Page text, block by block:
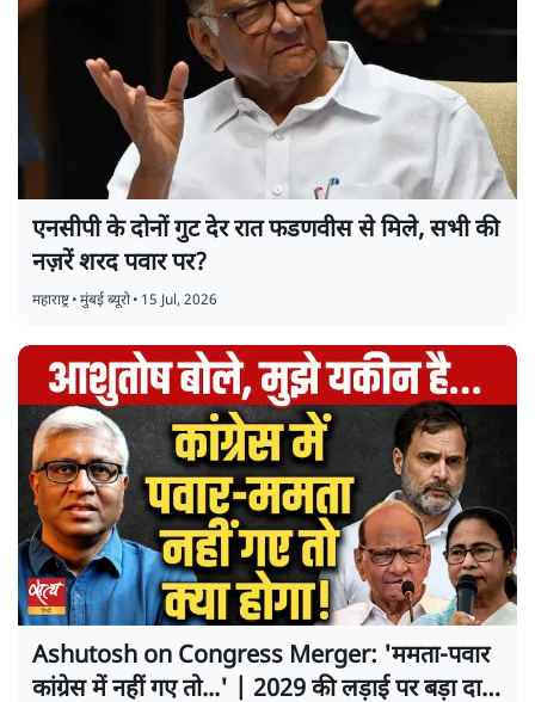
एनसीपी के दोनों गुट देर रात फडणवीस से मिले, सभी की
नज़रें शरद पवार पर?
महाराष्ट्र•मुंबई ब्यूरो• 15 Jul, 2026
Ashutosh on Congress Merger: 'ममता-पवार
कांग्रेस में नहीं गए तो...' | 2029 की लड़ाई पर बड़ा दावा